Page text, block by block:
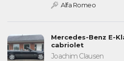
Alfa Romeo
Mercedes-Benz E-
cabriolet
Joachim Clausen